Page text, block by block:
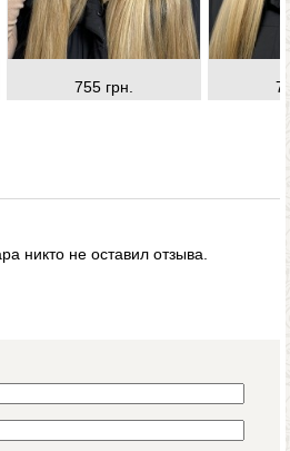
755 грн.
никто не оставил отзыва.